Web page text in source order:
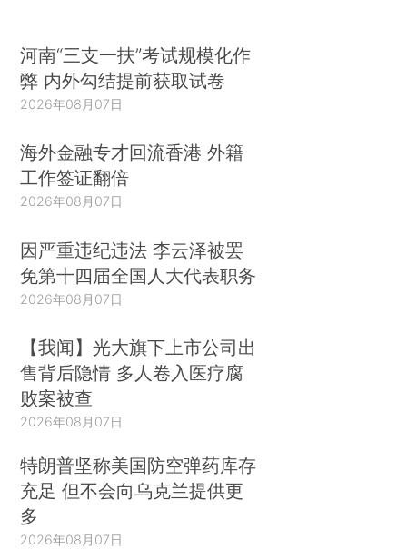
河南“三支一扶”考试规模化作
弊 内外勾结提前获取试卷
2026年08月07日
海外金融专才回流香港 外籍
工作签证翻倍
2026年08月07日
因严重违纪违法 李云泽被罢
免第十四届全国人大代表职务
2026年08月07日
【我闻】光大旗下上市公司出
售背后隐情 多人卷入医疗腐
败案被查
2026年08月07日
特朗普坚称美国防空弹药库存
充足 但不会向乌克兰提供更
多
2026年08月07日